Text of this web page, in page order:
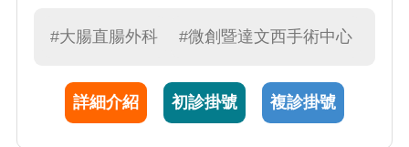
化學治療 (PIPAC)」手術認證，為追求對困難
洲師承國際骨盆腫瘤大師Michael Solomon以及
後腹腔腫瘤專家Peter Lee，以期帶給病患更完
#大腸直腸外科 #微創暨達文西手術中心
詳細介紹 初診掛號 複診掛號